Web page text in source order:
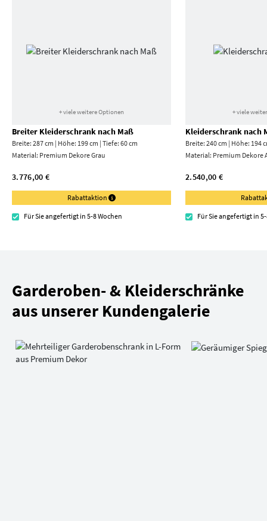
+ viele weitere Optionen
Breiter Kleiderschrank nach Maß
Breite: 287 cm | Höhe: 199 cm | Tiefe: 60 cm
Material: Premium Dekore Grau
3.776,00 €
Rabattaktion
Für Sie angefertigt in 5-8 Wochen
+ viele
Kleiderschrank nach
Breite: 240 cm | Höhe: 194
Material: Premium Dekore
2.540,00 €
Für Sie angefertigt in
Garderoben- & Kleiderschränke
aus unserer Kundengalerie